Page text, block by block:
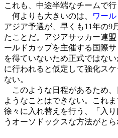
これも、中途半端なチームで行
何よりも大きいのは、
ワー
アジア予選が、早くも11年の9
たことだ。アジアサッカー連
ールドカップを主催する国際
を得ていないため正式ではな
に行われると仮定して強化ス
ない。
このような日程があるため、
ようなことはできない。これ
徐々に入れ替えを行う、「入
うオーソドックスな方法がと